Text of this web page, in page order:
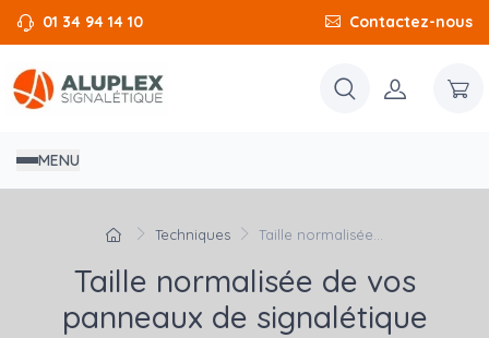
01 34 94 14 10 Contactez-nous
MENU
Techniques Taille normalisée...
Taille normalisée de vos
panneaux de signalétique